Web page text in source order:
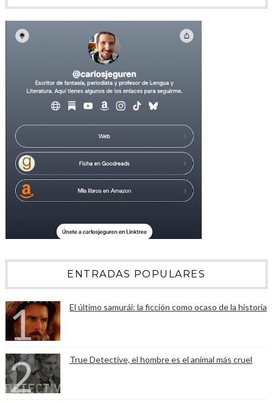
ENTRADAS POPULARES
El último samurái: la ficción como ocaso de la historia
True Detective, el hombre es el animal más cruel